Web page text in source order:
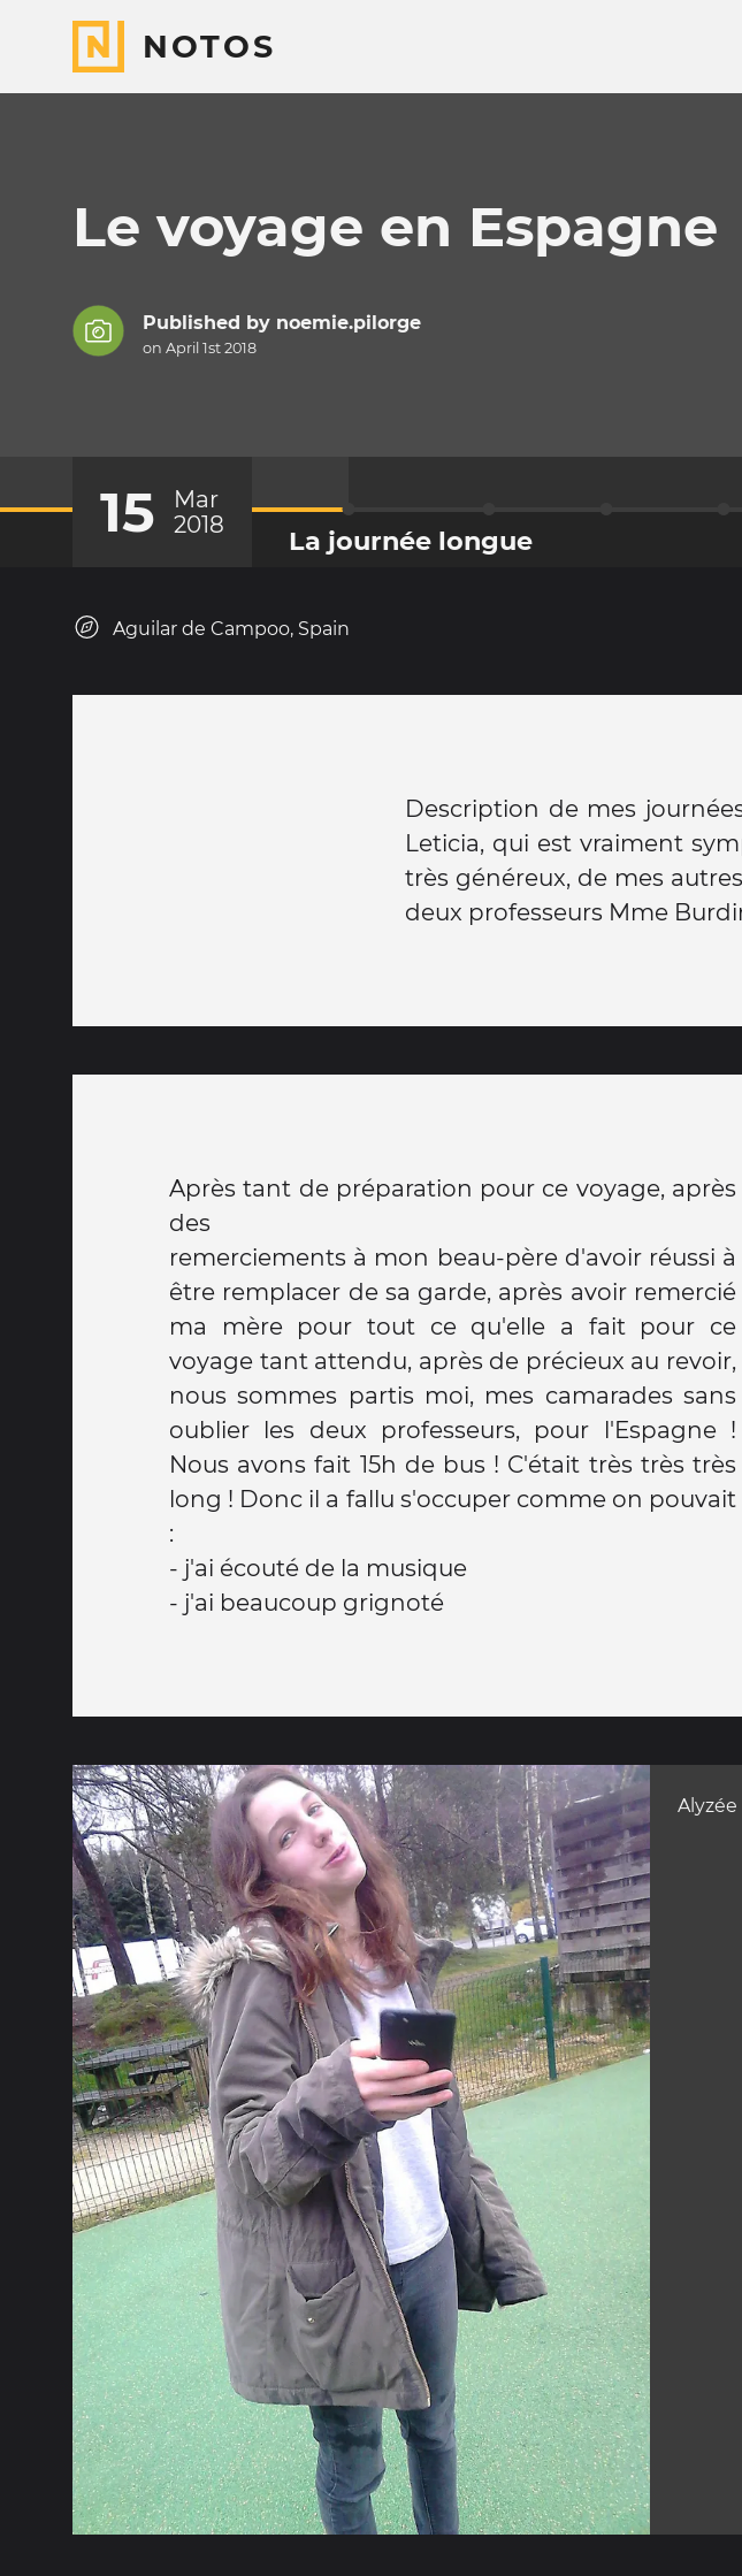
NOTOS
Le voyage en Espagne
Published by noemie.pilorge
on April 1st 2018
15
Mar
2018
La journée longue
Aguilar de Campoo, Spain
Description de mes
Leticia, qui est vraiment
très généreux, de mes
deux professeurs Mme
Après tant de préparation pour ce voyage, après
des
remerciements à mon beau-père d'avoir réussi à
être remplacer de sa garde, après avoir remercié
ma mère pour tout ce qu'elle a fait pour ce
voyage tant attendu, après de précieux au revoir,
nous sommes partis moi, mes camarades sans
oublier les deux professeurs, pour l'Espagne !
Nous avons fait 15h de bus ! C'était très très très
long ! Donc il a fallu s'occuper comme on pouvait
:
- j'ai écouté de la musique
- j'ai beaucoup grignoté
Alyzée